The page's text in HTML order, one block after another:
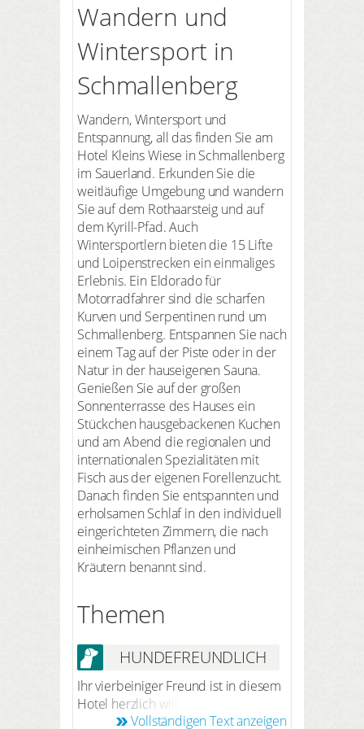
Wandern und
Wintersport in
Schmallenberg
Wandern, Wintersport und
Entspannung, all das finden Sie am
Hotel Kleins Wiese in Schmallenberg
im Sauerland. Erkunden Sie die
weitläufige Umgebung und wandern
Sie auf dem Rothaarsteig und auf
dem Kyrill-Pfad. Auch
Wintersportlern bieten die 15 Lifte
und Loipenstrecken ein einmaliges
Erlebnis. Ein Eldorado für
Motorradfahrer sind die scharfen
Kurven und Serpentinen rund um
Schmallenberg. Entspannen Sie nach
einem Tag auf der Piste oder in der
Natur in der hauseigenen Sauna.
Genießen Sie auf der großen
Sonnenterrasse des Hauses ein
Stückchen hausgebackenen Kuchen
und am Abend die regionalen und
internationalen Spezialitäten mit
Fisch aus der eigenen Forellenzucht.
Danach finden Sie entspannten und
erholsamen Schlaf in den individuell
eingerichteten Zimmern, die nach
einheimischen Pflanzen und
Kräutern benannt sind.
Themen
HUNDEFREUNDLICH
Ihr vierbeiniger Freund ist in diesem
Hotel herzlich willkommen. Nach
vorheriger Anmeldung bei der
Vollständigen Text anzeigen